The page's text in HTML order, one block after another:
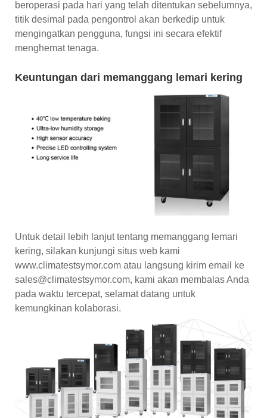
beroperasi pada hari yang telah ditentukan sebelumnya,
titik desimal pada pengontrol akan berkedip untuk
mengingatkan pengguna, fungsi ini secara efektif
menghemat tenaga.
Keuntungan dari memanggang lemari kering
Untuk detail lebih lanjut tentang memanggang lemari
kering, silakan kunjungi situs web kami
www.climatestsymor.com atau langsung kirim email ke
sales@climatestsymor.com, kami akan membalas Anda
pada waktu tercepat, selamat datang untuk
kemungkinan kolaborasi.